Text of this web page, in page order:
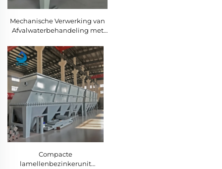
Mechanische Verwerking van
Afvalwaterbehandeling met
machine voor COD/SS-
verwijdering in
Afvalwaterzuiveringsinstallatie
DAF
Compacte
lamellenbezinkerunit